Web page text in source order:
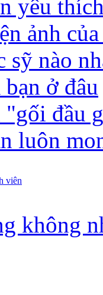
yêu
ảnh
sỹ nào
ở đâu
"gối đầu
luôn
viên
không